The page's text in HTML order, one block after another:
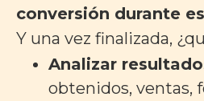
conversión durante
Y una vez finalizada,
Analizar
obtenidos, ventas,